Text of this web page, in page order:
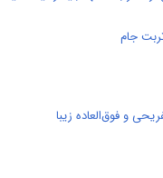
جام
و فوق‌العاده زیبا